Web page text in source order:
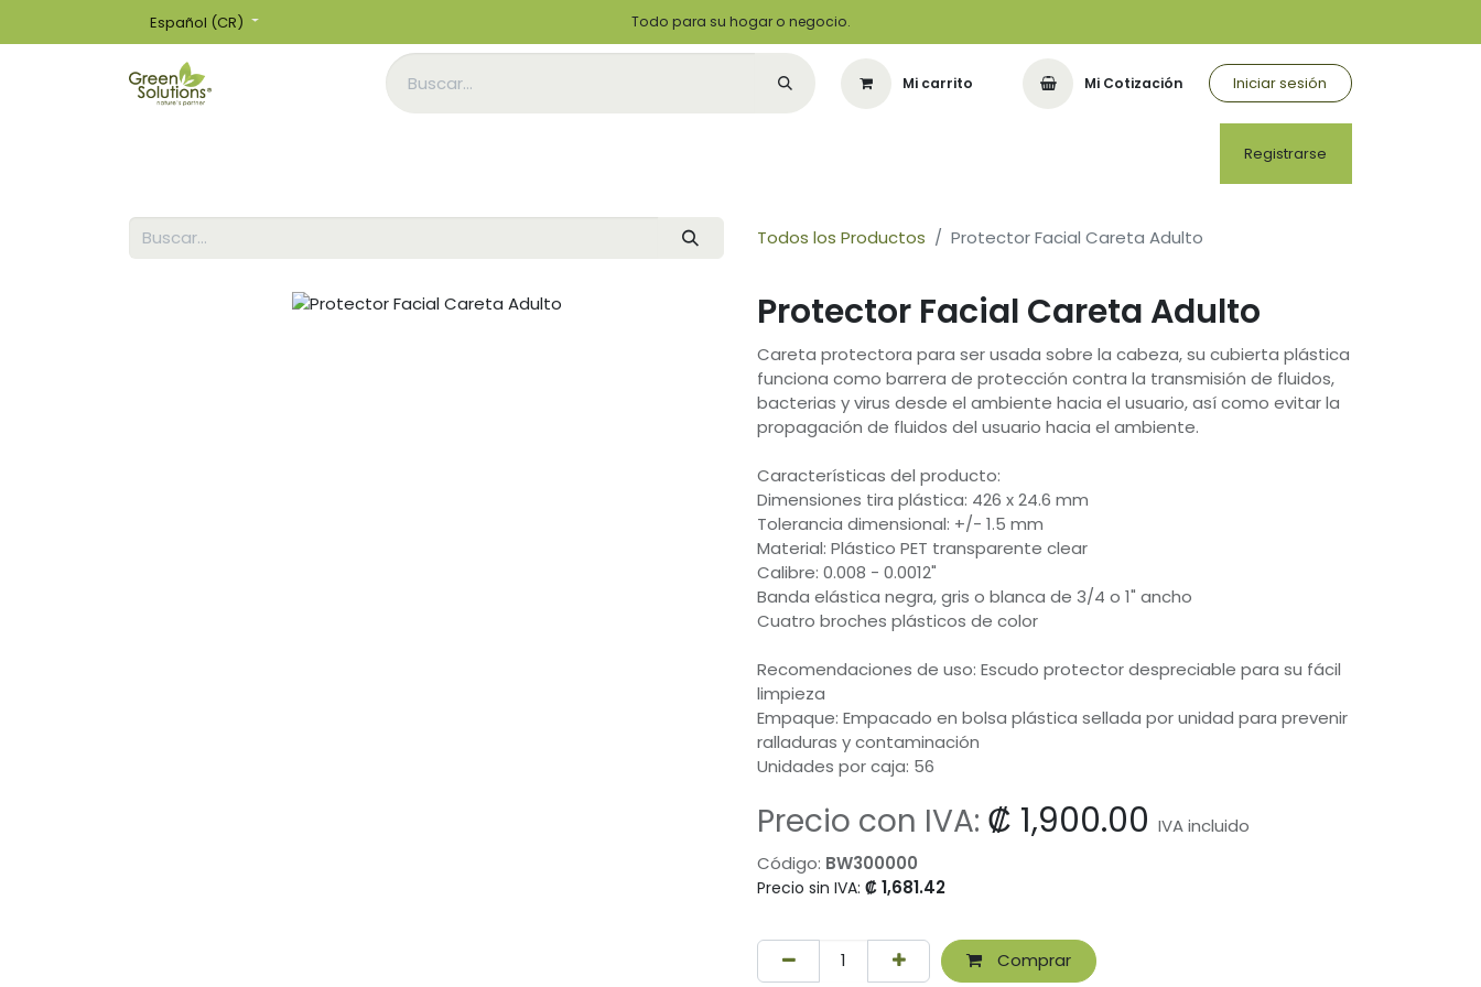
Español (CR) Todo para su hogar o negocio.
Mi carrito Mi Cotización Iniciar sesión
Registrarse
Todos los Productos Protector Facial Careta Adulto
Protector Facial Careta Adulto
Careta protectora para ser usada sobre la cabeza, su cubierta plástica
funciona como barrera de protección contra la transmisión de fluidos,
bacterias y virus desde el ambiente hacia el usuario, así como evitar la
propagación de fluidos del usuario hacia el ambiente.
Características del producto:
Dimensiones tira plástica: 426 x 24.6 mm
Tolerancia dimensional: +/- 1.5 mm
Material: Plástico PET transparente clear
Calibre: 0.008 - 0.0012"
Banda elástica negra, gris o blanca de 3/4 o 1" ancho
Cuatro broches plásticos de color
Recomendaciones de uso: Escudo protector despreciable para su fácil
limpieza
Empaque: Empacado en bolsa plástica sellada por unidad para prevenir
ralladuras y contaminación
Unidades por caja: 56
Precio con IVA: ₡ 1,900.00 IVA incluido
Código: BW300000
Precio sin IVA: ₡1,681.42
Comprar